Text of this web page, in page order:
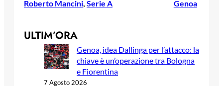
Roberto Mancini, Serie A Genoa
ULTIM’ORA
Genoa, idea Dallinga per l’attacco: la
chiave è un’operazione tra Bologna
e Fiorentina
7 Agosto 2026